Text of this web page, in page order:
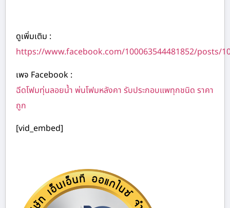
ดูเพิ่มเติม :
https://www.facebook.com/100063544481852/posts/
เพจ Facebook :
ฉีดโฟมทุ่นลอยน้ำ พ่นโฟมหลังคา รับประกอบแพทุกชนิด ราคา
ถูก
[vid_embed]